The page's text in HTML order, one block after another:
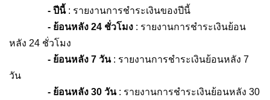
- ปีนี้ : รายงานการชำระเงินของปีนี้
- ย้อนหลัง 24 ชั่วโมง : รายงานการชำระเงินย้อน
หลัง 24 ชั่วโมง
- ย้อนหลัง 7 วัน: รายงานการชำระเงินย้อนหลัง 7
วัน
- ย้อนหลัง 30 วัน : รายงานการชำระเงินย้อนหลัง 30